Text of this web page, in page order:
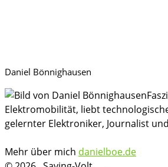
Daniel Bönnighausen
Elektromobilität, liebt
gelernter Elektroniker, Journalist
Mehr über mich danielboe.de